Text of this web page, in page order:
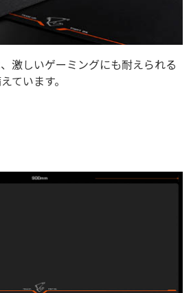
激しいゲーミングにも耐えられる
ています。